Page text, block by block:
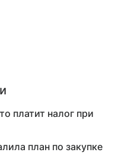
платит налог при
план по закупке